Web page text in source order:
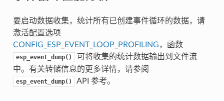
要启动数据收集，统计所有已创建事件循环的数据，请
激活配置选项
CONFIG_ESP_EVENT_LOOP_PROFILING，函数
esp_event_dump()
可将收集的统计数据输出到文件流
中。有关转储信息的更多详情，请参阅
esp_event_dump() API 参考。